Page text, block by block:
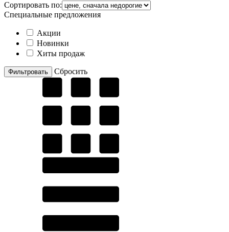
Сортировать по:
Специальные предложения
Акции
Новинки
Хиты продаж
Cбросить